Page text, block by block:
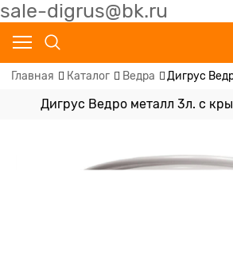
sale-digrus@bk.ru
Главная Каталог Ведра Дигрус
Дигрус Ведро металл 3л. с